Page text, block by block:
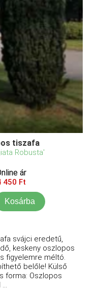
tiszafa
Robusta'
ár
450 Ft
Kosárba
svájci eredetű,
keskeny oszlopos
figyelemre méltó.
belőle! Külső
forma: Oszlopos